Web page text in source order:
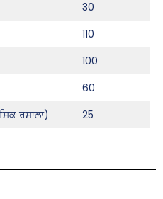
30
110
100
60
ਰਸਾਲਾ) 25